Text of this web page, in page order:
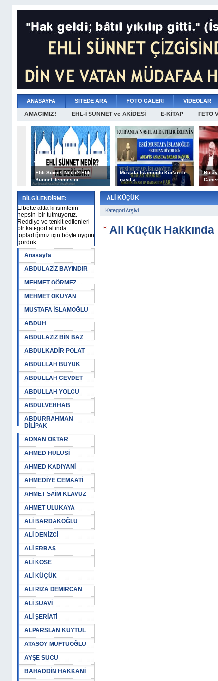
ANASAYFA SİTEDE ARA FOTO GALERİ VİDEOLAR
AMACIMIZ ! EHL-İ SÜNNET ve AKİDESİ E-KİTAP FETÖ
Ehli Sünnet Nedir? Ehli
Sünnet denmesini
Mustafa İslamoğlu Kur'an ile
nasıl a
Bu
BİLGİLENDİRME:
Elbette altta ki isimlerin
hepsini bir tutmuyoruz.
Reddiye ve tenkit edilenleri
bir kategori altında
topladığımız için böyle uygun
gördük.
Anasayfa
ABDULAZİZ BAYINDIR
MEHMET GÖRMEZ
MEHMET OKUYAN
MUSTAFA İSLAMOĞLU
ABDUH
ABDULAZİZ BİN BAZ
ABDULKADİR POLAT
ABDULLAH BÜYÜK
ABDULLAH CEVDET
ABDULLAH YOLCU
ABDULVEHHAB
ABDURRAHMAN
DİLİPAK
ADNAN OKTAR
AHMED HULUSİ
AHMED KADIYANİ
AHMEDİYE CEMAATİ
AHMET SAİM KLAVUZ
AHMET ULUKAYA
ALİ BARDAKOĞLU
ALİ DENİZCİ
ALİ ERBAŞ
ALİ KÖSE
ALİ KÜÇÜK
ALİ RIZA DEMİRCAN
ALİ SUAVİ
ALİ ŞERİATİ
ALPARSLAN KUYTUL
ATASOY MÜFTÜOĞLU
AYŞE SUCU
BAHADDİN HAKKANİ
ALİ KÜÇÜK
Kategori Arşivi
Ali Küçük